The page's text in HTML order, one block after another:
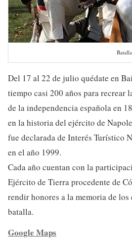
Del 17 al 22 de julio quédate en
tiempo casi 200 años para recrear
de la independencia española en
en la historia del ejército de
fue declarada de Interés Turístico
en el año 1999.
Cada año cuentan con la
Ejército de Tierra procedente de
rendir honores a la memoria de los
batalla.
Google Maps